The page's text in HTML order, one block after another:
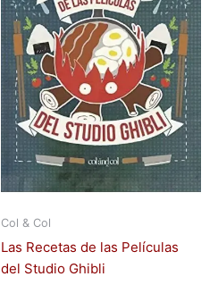
Col & Col
Las Recetas de las Películas
del Studio Ghibli